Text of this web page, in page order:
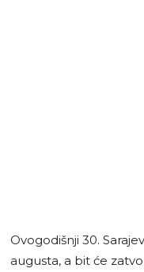
Ovogodišnji 30.
augusta, a bit će